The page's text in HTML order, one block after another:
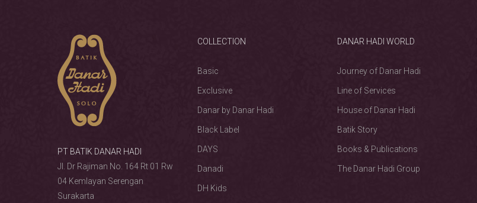
PT BATIK DANAR HADI
Jl. Dr Rajiman No. 164 Rt 01 Rw
04 Kemlayan Serengan
Surakarta
COLLECTION
Basic
Exclusive
Danar by Danar Hadi
Black Label
DAYS
Danadi
DH Kids
DANAR HADI WORLD
Journey of Danar Hadi
Line of Services
House of Danar Hadi
Batik Story
Books & Publications
The Danar Hadi Group